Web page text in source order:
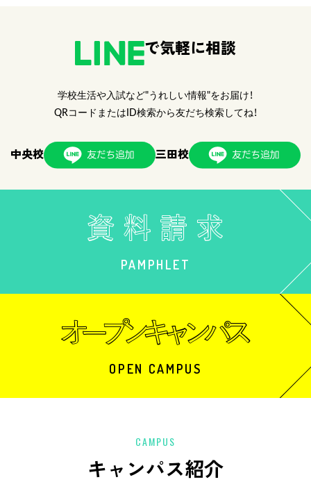
で気軽に相談
学校生活や入試など"うれしい情報"をお届け！
QRコードまたはID検索から友だち検索してね！
中央校 三田校
PAMPHLET
OPEN CAMPUS
CAMPUS
キャンパス紹介